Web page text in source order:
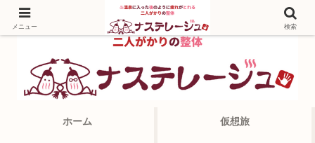
ホーム 仮想旅
メニュー 検索